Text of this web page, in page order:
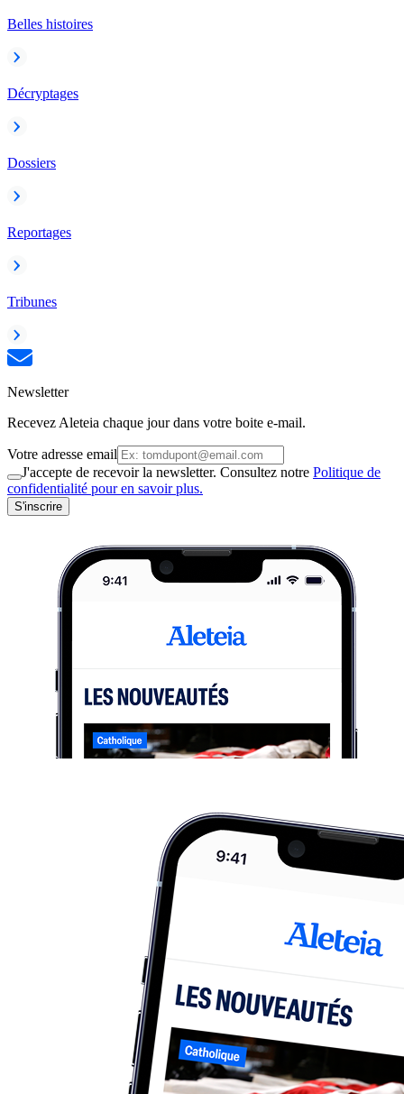
Belles histoires
Décryptages
Dossiers
Reportages
Tribunes
Newsletter
Recevez Aleteia chaque jour dans votre boite e-mail.
Votre adresse email
J'accepte de recevoir la newsletter. Consultez notre Politique de
confidentialité pour en savoir plus.
S'inscrire